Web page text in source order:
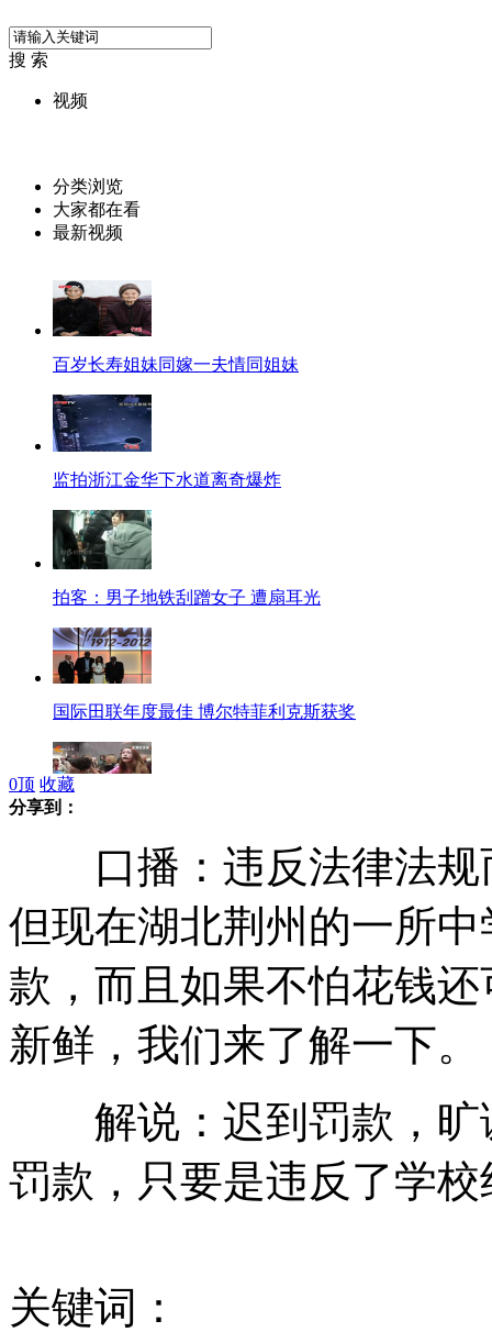
搜 索
视频
分类浏览
大家都在看
最新视频
百岁长寿姐妹同嫁一夫情同姐妹
监拍浙江金华下水道离奇爆炸
拍客：男子地铁刮蹭女子 遭扇耳光
国际田联年度最佳 博尔特菲利克斯获奖
日美2013年共同研发新型"三体船"战舰
公务员面试弃考将被记入诚信档案
乳业打假人蒋卫锁遇害系家庭纠纷引发
酒鬼酒为检出塑化剂一事道歉
0顶 收藏
分享到：
口播：违反法律法规
但现在湖北荆州的一所
款，而且如果不怕花钱
新鲜，我们来了解一下。
解说：迟到罚款，旷
罚款，只要是违反了学
关键词：